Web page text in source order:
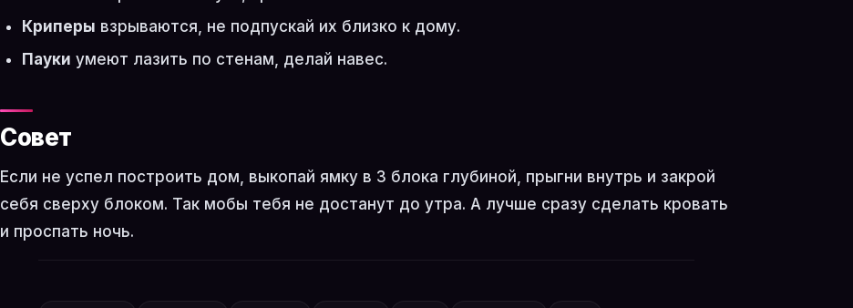
Криперы взрываются, не подпускай их близко к дому.
Пауки умеют лазить по стенам, делай навес.
Совет
Если не успел построить дом, выкопай ямку в 3 блока глубиной, прыгни внутрь и закрой
себя сверху блоком. Так мобы тебя не достанут до утра. А лучше сразу сделать кровать
и проспать ночь.